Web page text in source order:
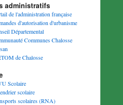
administratifs
de l'administration française
d'autorisation d'urbanisme
Départemental
Communes Chalosse
de Chalosse
Scolaire
scolaire
scolaires (RNA)